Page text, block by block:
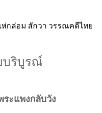
กล่อม สักวา วรรณคดีไทย
บริบูรณ์
ระแพงกลับวัง